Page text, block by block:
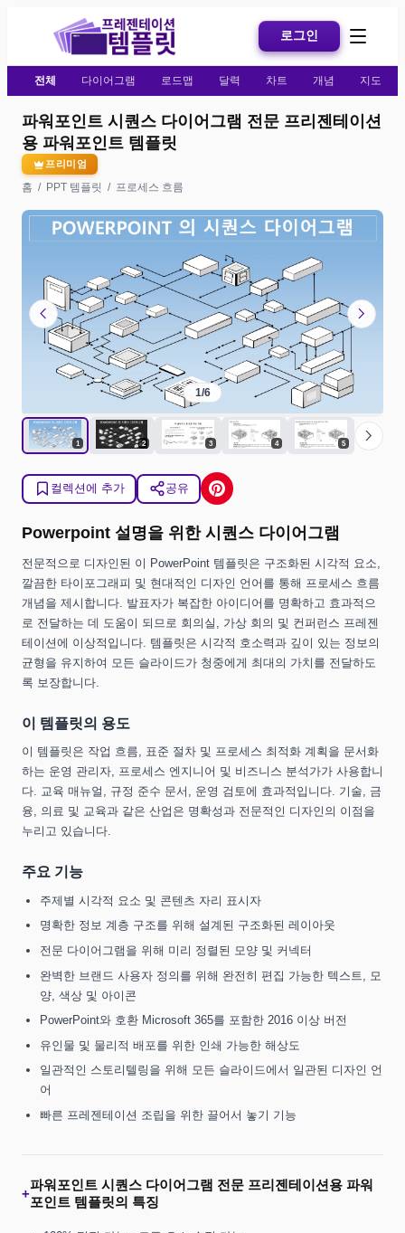
로그인
전체 다이어그램 로드맵 달력 차트 개념 지도
파워포인트 시퀀스 다이어그램 전문 프리젠테이션
용 파워포인트 템플릿
프리미엄
홈 / PPT 템플릿 / 프로세스 흐름
chevron_left chevron_right
1/6
1 2 3 4 5 chevron_right
컬렉션에 추가 공유
Powerpoint 설명을 위한 시퀀스 다이어그램
전문적으로 디자인된 이 PowerPoint 템플릿은 구조화된 시각적 요소,
깔끔한 타이포그래피 및 현대적인 디자인 언어를 통해 프로세스 흐름
개념을 제시합니다. 발표자가 복잡한 아이디어를 명확하고 효과적으
로 전달하는 데 도움이 되므로 회의실, 가상 회의 및 컨퍼런스 프레젠
테이션에 이상적입니다. 템플릿은 시각적 호소력과 깊이 있는 정보의
균형을 유지하여 모든 슬라이드가 청중에게 최대의 가치를 전달하도
록 보장합니다.
이 템플릿의 용도
이 템플릿은 작업 흐름, 표준 절차 및 프로세스 최적화 계획을 문서화
하는 운영 관리자, 프로세스 엔지니어 및 비즈니스 분석가가 사용합니
다. 교육 매뉴얼, 규정 준수 문서, 운영 검토에 효과적입니다. 기술, 금
융, 의료 및 교육과 같은 산업은 명확성과 전문적인 디자인의 이점을
누리고 있습니다.
주요 기능
주제별 시각적 요소 및 콘텐츠 자리 표시자
명확한 정보 계층 구조를 위해 설계된 구조화된 레이아웃
전문 다이어그램을 위해 미리 정렬된 모양 및 커넥터
완벽한 브랜드 사용자 정의를 위해 완전히 편집 가능한 텍스트, 모
양, 색상 및 아이콘
PowerPoint와 호환 Microsoft 365를 포함한 2016 이상 버전
유인물 및 물리적 배포를 위한 인쇄 가능한 해상도
일관적인 스토리텔링을 위해 모든 슬라이드에서 일관된 디자인 언
어
빠른 프레젠테이션 조립을 위한 끌어서 놓기 기능
+
파워포인트 시퀀스 다이어그램 전문 프리젠테이션용 파워
포인트 템플릿의 특징